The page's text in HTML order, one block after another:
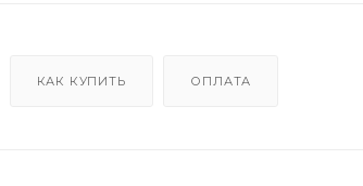
КАК КУПИТЬ ОПЛАТА